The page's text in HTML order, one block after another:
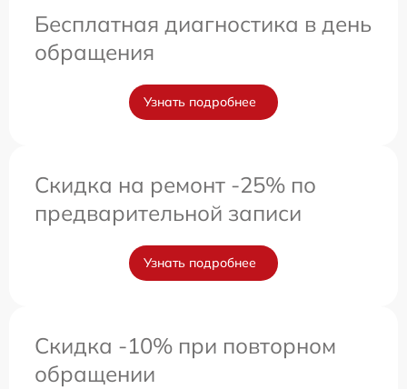
Бесплатная диагностика в день
обращения
Узнать подробнее
Скидка на ремонт -25% по
предварительной записи
Узнать подробнее
Скидка -10% при повторном
обращении